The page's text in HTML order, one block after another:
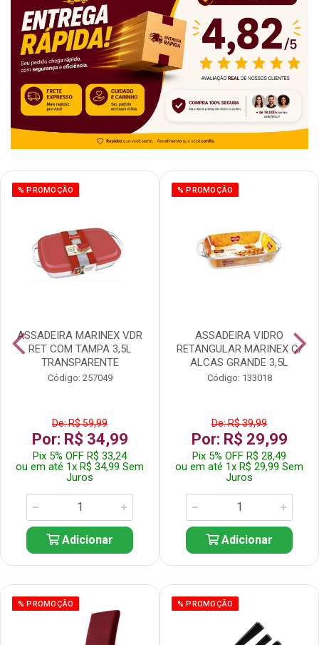
% PROMOÇÃO
ASSADEIRA MARINEX VDR
RET COM TAMPA 3,5L
TRANSPARENTE
Código: 257049
De: R$ 59,99
Por: R$ 34,99
Pix 5% OFF R$ 33,24
ou em até 1x R$ 34,99 Sem
Juros
Adicionar
% PROMOÇÃO
ASSADEIRA VIDRO
RETANGULAR MARINEX C/
ALCAS GRANDE 3,5L
Código: 133018
De: R$ 39,99
Por: R$ 29,99
Pix 5% OFF R$ 28,49
ou em até 1x R$ 29,99 Sem
Juros
Adicionar
% PROMOÇÃO % PROMOÇÃO